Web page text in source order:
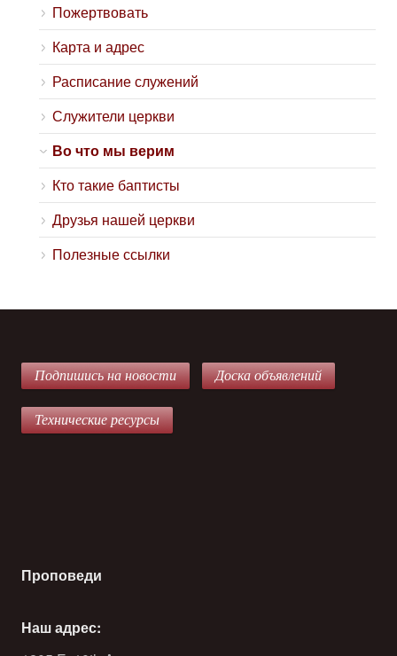
Пожертвовать
Карта и адрес
Расписание служений
Служители церкви
Во что мы верим
Кто такие баптисты
Друзья нашей церкви
Полезные ссылки
Подпишись на новости Доска объявлений
Технические ресурсы
Проповеди
Наш адрес: